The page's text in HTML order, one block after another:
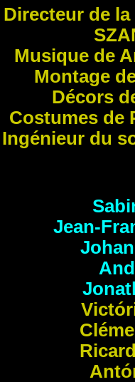
Directeur de
Musique de
Montage
Décors
Costumes de
Ingénieur du
Jean-
Johan